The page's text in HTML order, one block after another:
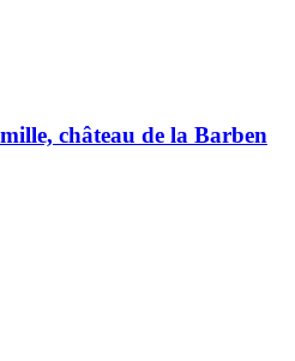
château de la Barben